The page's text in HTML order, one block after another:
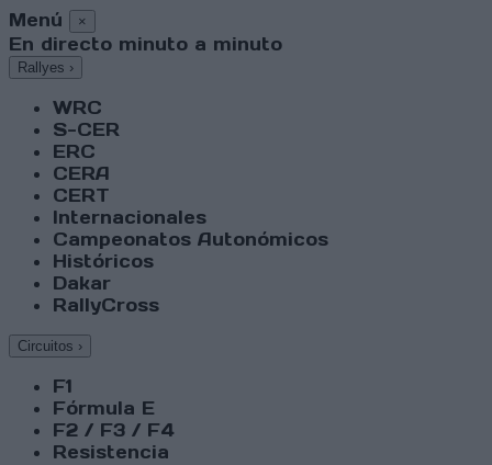
Menú ×
En directo minuto a minuto
Rallyes ›
WRC
S-CER
ERC
CERA
CERT
Internacionales
Campeonatos Autonómicos
Históricos
Dakar
RallyCross
Circuitos ›
F1
Fórmula E
F2 / F3 / F4
Resistencia